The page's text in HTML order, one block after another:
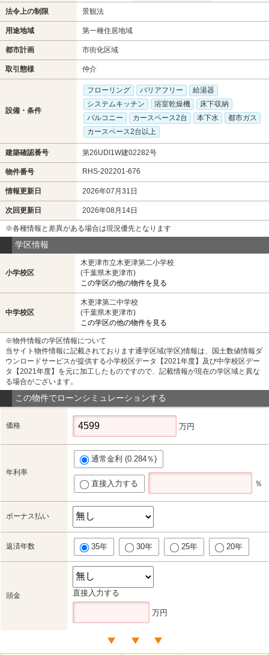
法令上の制限 景観法
用途地域 第一種住居地域
都市計画 市街化区域
取引態様 仲介
設備・条件
フローリング バリアフリー
給湯器
システムキッチン
浴室乾燥機
床下収納
バルコニー
カースペース2台 本下水
都市ガス
カースペース2台以上
建築確認番号 第26UDI1W建02282号
物件番号 RHS-202201-676
情報更新日 2026年07月31日
次回更新日 2026年08月14日
※各種情報と差異がある場合は現況優先となります
学区情報
小学校区
木更津市立木更津第二小学校
(千葉県木更津市)
この学区の他の物件を見る
中学校区
木更津第二中学校
(千葉県木更津市)
この学区の他の物件を見る
※物件情報の学区情報について
当サイト物件情報に記載されております通学区域(学区)情報は、国土数値情報ダ
ウンロードサービスが提供する小学校区データ【2021年度】及び中学校区デー
タ【2021年度】を元に加工したものですので、記載情報が現在の学区域と異な
る場合がございます。
この物件でローンシミュレーションする
価格 万円
年利率
通常金利 (0.284％)
直接入力する ％
ボーナス払い
返済年数 35年 30年 25年 20年
頭金 直接入力する
万円